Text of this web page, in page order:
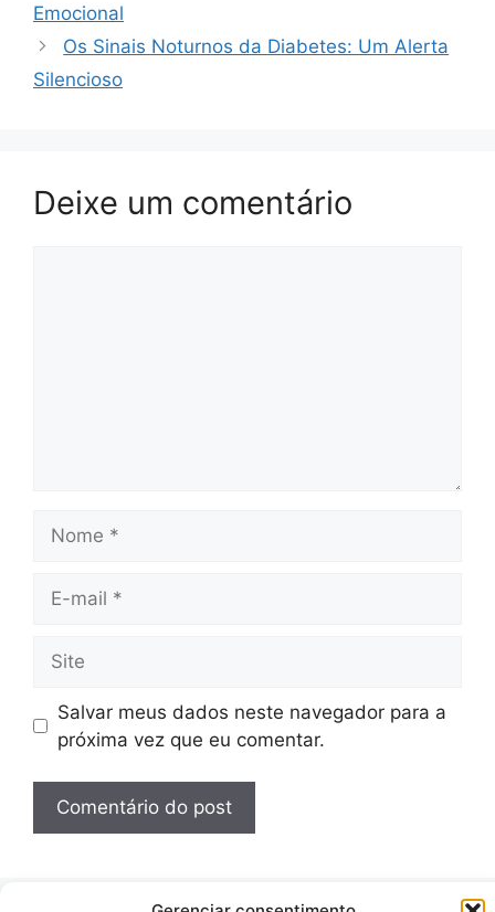
Emocional
Os Sinais Noturnos da Diabetes: Um Alerta
Silencioso
Deixe um comentário
mail
Salvar meus dados neste navegador para a
próxima vez que eu comentar.